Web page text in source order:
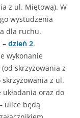
z ul. Miętową). W
wystudzenia
dla ruchu.
– dzień 2.
wykonanie
skrzyżowania z
z ul.
oraz do
ulice będą